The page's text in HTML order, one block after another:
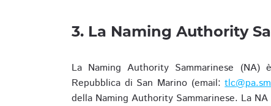
3. La Naming Authority
La Naming Authority Sammarinese (NA)
Repubblica di San Marino (email:tlc@pa.sm
della Naming Authority Sammarinese. La